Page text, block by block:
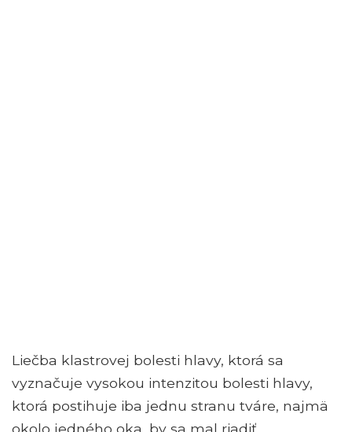
Liečba klastrovej bolesti hlavy, ktorá sa
vyznačuje vysokou intenzitou bolesti hlavy,
ktorá postihuje iba jednu stranu tváre, najmä
okolo jedného oka, by sa mal riadiť